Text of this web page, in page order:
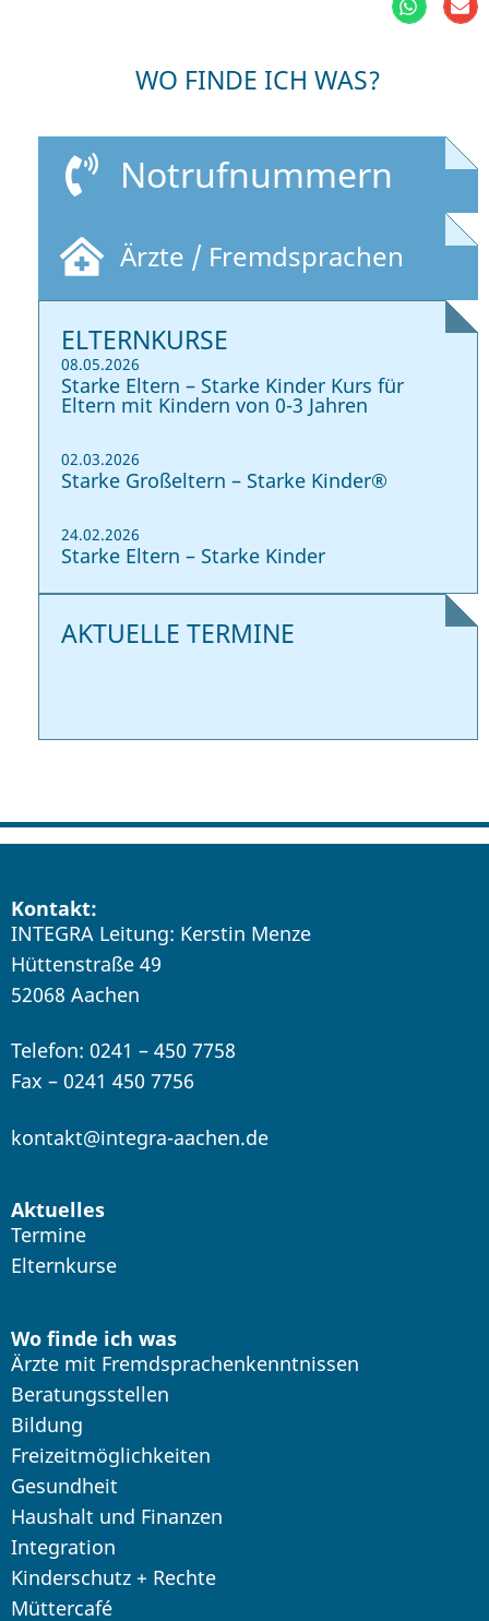
WO FINDE ICH WAS?
Notrufnummern
Ärzte / Fremdsprachen
ELTERNKURSE
08.05.2026
Starke Eltern – Starke Kinder Kurs für
Eltern mit Kindern von 0-3 Jahren
02.03.2026
Starke Großeltern – Starke Kinder®
24.02.2026
Starke Eltern – Starke Kinder
AKTUELLE TERMINE
Kontakt:
INTEGRA Leitung: Kerstin Menze
Hüttenstraße 49
52068 Aachen
Telefon: 0241 – 450 7758
Fax – 0241 450 7756
kontakt@integra-aachen.de
Aktuelles
Termine
Elternkurse
Wo finde ich was
Ärzte mit Fremdsprachenkenntnissen
Beratungsstellen
Bildung
Freizeitmöglichkeiten
Gesundheit
Haushalt und Finanzen
Integration
Kinderschutz + Rechte
Müttercafé